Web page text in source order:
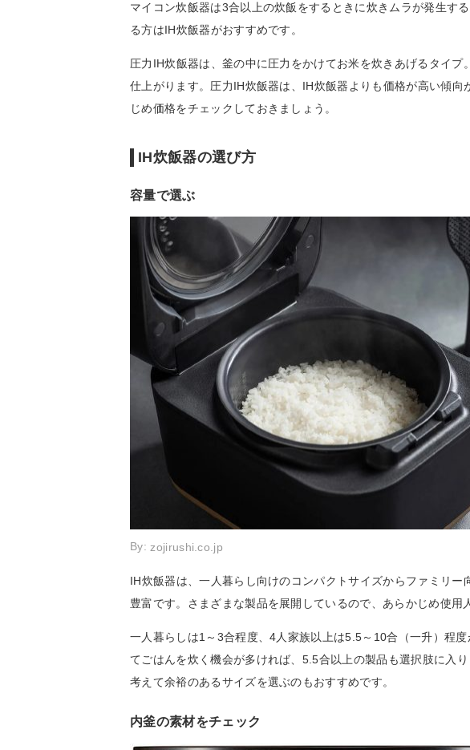
マイコン炊飯器は3合以上の炊飯をするときに炊きムラが発生す
る方はIH炊飯器がおすすめです。
圧力IH炊飯器は、釜の中に圧力をかけてお米を炊きあげるタイプ
仕上がります。圧力IH炊飯器は、IH炊飯器よりも価格が高い傾
じめ価格をチェックしておきましょう。
IH炊飯器の選び方
容量で選ぶ
By: zojirushi.co.jp
IH炊飯器は、一人暮らし向けのコンパクトサイズからファミリ
豊富です。さまざまな製品を展開しているので、あらかじめ使用
一人暮らしは1～3合程度、4人家族以上は5.5～10合（一升）程
てごはんを炊く機会が多ければ、5.5合以上の製品も選択肢に入
考えて余裕のあるサイズを選ぶのもおすすめです。
内釜の素材をチェック